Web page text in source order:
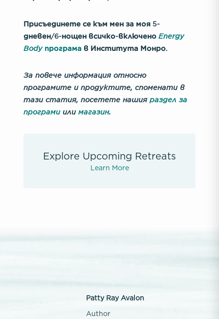
Присъединете се към мен за моя 5-
дневен/6-нощен всичко-включено Energy
Bodyпрограма в Института Монро.
За повече информация относно
програмите и продуктите, споменати в
тази статия, посетете нашия раздел за
програмиили магазин.
Explore Upcoming Retreats
Learn More
Patty Ray Avalon
Author